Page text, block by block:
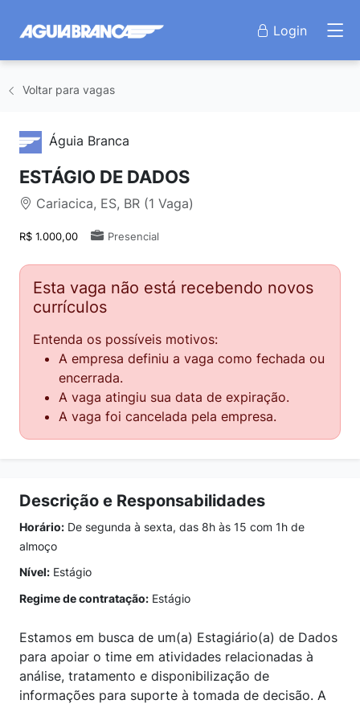
Login
Voltar para vagas
Águia Branca
ESTÁGIO DE DADOS
Cariacica, ES, BR (1 Vaga)
R$ 1.000,00 Presencial
Esta vaga não está recebendo novos
currículos
Entenda os possíveis motivos:
A empresa definiu a vaga como fechada ou
encerrada.
A vaga atingiu sua data de expiração.
A vaga foi cancelada pela empresa.
Descrição e Responsabilidades
Horário: De segunda à sexta, das 8h às 15 com 1h de
almoço
Nível: Estágio
Regime de contratação: Estágio
Estamos em busca de um(a) Estagiário(a) de Dados
para apoiar o time em atividades relacionadas à
análise, tratamento e disponibilização de
informações para suporte à tomada de decisão. A